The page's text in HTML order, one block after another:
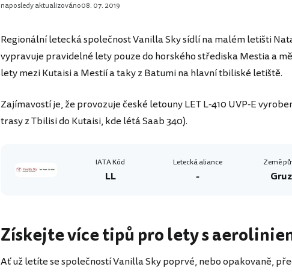
naposledy aktualizováno08. 07. 2019
Regionální letecká společnost Vanilla Sky sídlí na malém letišti
vypravuje pravidelné lety pouze do horského střediska Mestia a
lety mezi Kutaisi a Mestií a taky z Batumi na hlavní tbiliské letiště.
Zajímavostí je, že provozuje české letouny LET L-410 UVP-E
trasy z Tbilisi do Kutaisi, kde létá Saab 340).
IATA Kód
LL
Letecká aliance
-
Země
Získejte více tipů pro lety s
Ať už letíte se společností Vanilla Sky poprvé, nebo opakovaně,